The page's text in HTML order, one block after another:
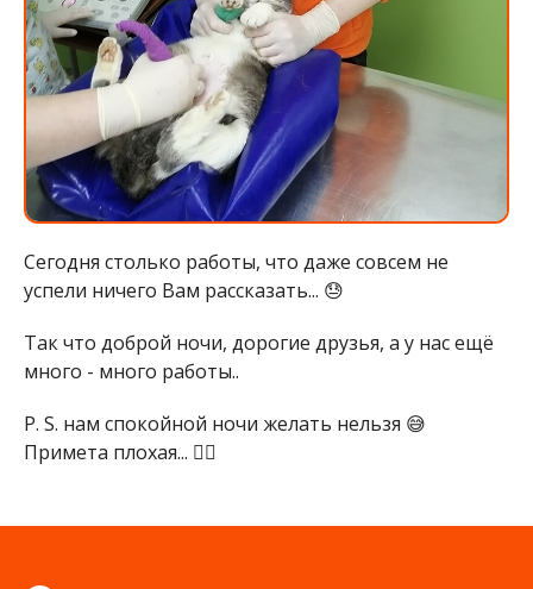
Сегодня столько работы, что даже совсем не
успели ничего Вам рассказать... 😓
Так что доброй ночи, дорогие друзья, а у нас ещё
много - много работы..
P. S. нам спокойной ночи желать нельзя 😅
Примета плохая... 🤷‍♀️